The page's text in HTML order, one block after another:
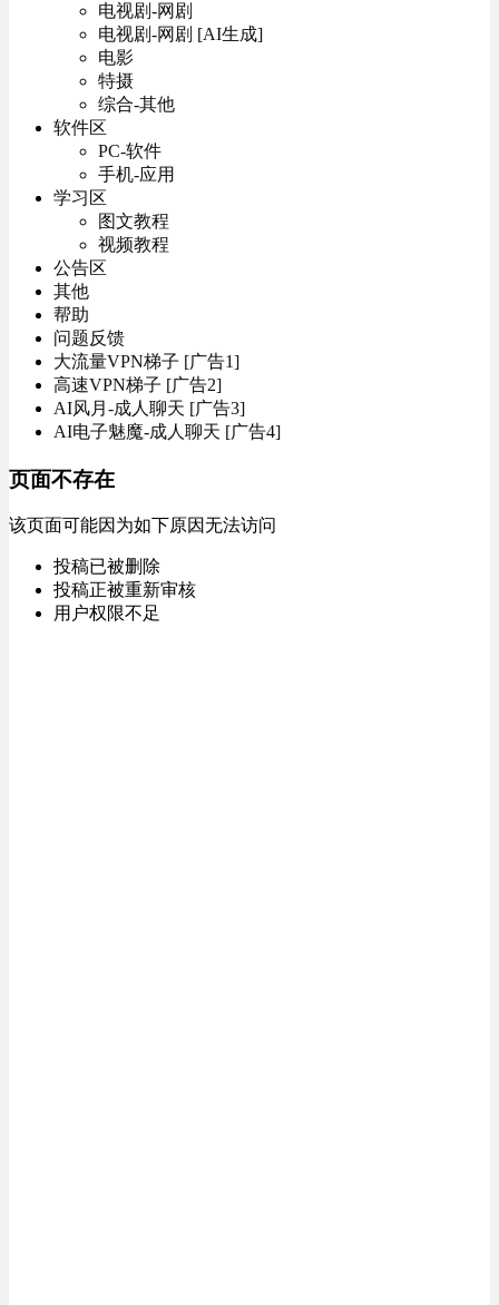
电视剧-网剧
电视剧-网剧 [AI生成]
电影
特摄
综合-其他
软件区
PC-软件
手机-应用
学习区
图文教程
视频教程
公告区
其他
帮助
问题反馈
大流量VPN梯子 [广告1]
高速VPN梯子 [广告2]
AI风月-成人聊天 [广告3]
AI电子魅魔-成人聊天 [广告4]
页面不存在
该页面可能因为如下原因无法访问
投稿已被删除
投稿正被重新审核
用户权限不足